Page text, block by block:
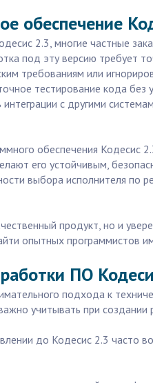
обеспечение
2.3, многие частные
под эту версию требует
требованиям или
тестирование кода
с другими
обеспечения Кодесис
его устойчивым,
выбора исполнителя по
продукт, но и
опытных программистов
ПО
подхода к
учитывать при создании
до Кодесис 2.3 часто